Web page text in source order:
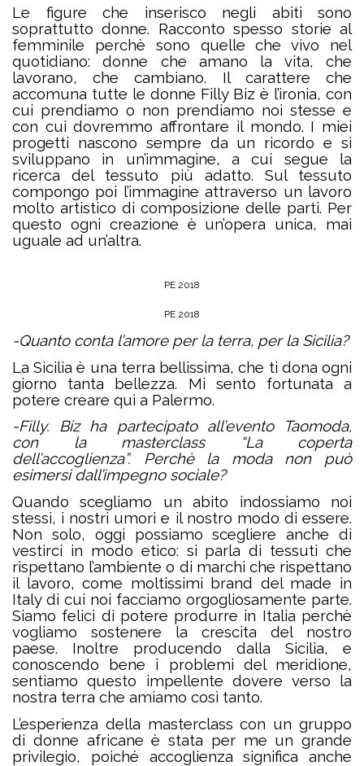
Le figure che inserisco negli abiti sono
soprattutto donne. Racconto spesso storie al
femminile perchè sono quelle che vivo nel
quotidiano: donne che amano la vita, che
lavorano, che cambiano. Il carattere che
accomuna tutte le donne Filly Biz è l’ironia, con
cui prendiamo o non prendiamo noi stesse e
con cui dovremmo affrontare il mondo. I miei
progetti nascono sempre da un ricordo e si
sviluppano in un’immagine, a cui segue la
ricerca del tessuto più adatto. Sul tessuto
compongo poi l’immagine attraverso un lavoro
molto artistico di composizione delle parti. Per
questo ogni creazione è un’opera unica, mai
uguale ad un’altra.
PE 2018
PE 2018
-Quanto conta l’amore per la terra, per la Sicilia?
La Sicilia è una terra bellissima, che ti dona ogni
giorno tanta bellezza. Mi sento fortunata a
potere creare qui a Palermo.
-Filly. Biz ha partecipato all’evento Taomoda,
con la masterclass “La coperta
dell’accoglienza”.
Perchè la moda non può
esimersi dall’impegno sociale?
Quando scegliamo un abito indossiamo noi
stessi, i nostri umori e il nostro modo di essere.
Non solo, oggi possiamo scegliere anche di
vestirci in modo etico: si parla di tessuti che
rispettano l’ambiente o di marchi che rispettano
il lavoro, come moltissimi brand del made in
Italy di cui noi facciamo orgogliosamente parte.
Siamo felici di potere produrre in Italia perchè
vogliamo sostenere la crescita del nostro
paese. Inoltre producendo dalla Sicilia, e
conoscendo bene i problemi del meridione,
sentiamo questo impellente dovere verso la
nostra terra che amiamo così tanto.
L’esperienza della masterclass con un gruppo
di donne africane è stata per me un grande
privilegio, poiché accoglienza significa anche